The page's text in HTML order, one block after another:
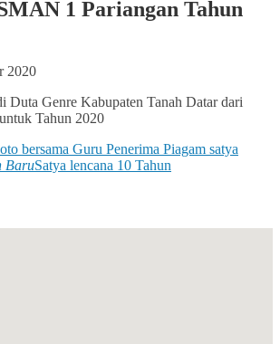
1 Pariangan Tahun
2020
Duta Genre Kabupaten Tanah Datar dari
Tahun 2020
bersama Guru Penerima Piagam satya
BaruSatya lencana 10 Tahun